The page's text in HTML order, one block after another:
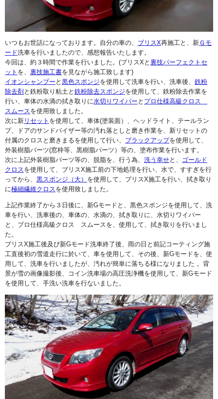
いつもお世話になっております。自分の車の、 ブリスX再施工と、新 Ｇモ
ード洗車を行いましたので、感想報告いたします。
今回は、約３時間で作業を行いました。(ブリスXと 裏技パーフェクトセ
ット を、 裏技施工書を見ながら施工致します)
イオンシャンプー と 黒色スポンジを使用して洗車を行い、洗車後、 鉄粉
除去剤 と鉄粉取り粘土と 鉄粉除去スポンジを使用して、鉄粉除去作業を
行い、車体の水滴の拭き取りに水切りワイパー と プロ仕様高級クロス
スムースを使用致しました。
次に新 リセット を使用して、車体(塗装面）、ヘッドライト、テールラン
プ、ドアのサンドバイザー等の汚れ落としと磨き作業を、新リセットの
付属のクロスと磨きまるを使用して行い、 ブラックアップを使用して、
外装樹脂パーツ(窓枠等、黒樹脂パーツ）等の、塗布作業を行います。
次に上記外装樹脂パーツ等の、脱脂を、行う為、 洗う幸せと、 ゴールド
クロスを使用して、ブリスX施工前の下地処理を行い、水で、すすぎを行
ってから、 黒スポンジ（大） を使用して、ブリスX施工を行い、拭き取り
に極細繊維クロスを使用致しました。
上記作業終了から３日後に、新Gモードと、黒色スポンジを使用して、洗
車を行い、洗車後の、車体の、水滴の、拭き取りに、水切りワイパー
と、プロ仕様高級クロス スムースを、使用して、拭き取りを行いまし
た。
ブリスX施工後及び新Gモード洗車終了後、雨の日と前記コーティング施
工直後初の雪道走行に於いて、車を使用して、その後、新Gモードを、使
用して、洗車を行いましたが、汚れが簡単に落ちる様になりました 。背
景が雪の画像撮影後、コイン洗車場の高圧洗浄機を使用して、新Gモード
を使用して、手洗い洗車を行ないました。